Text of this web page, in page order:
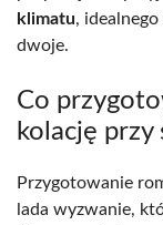
klimatu,
dwoje.
Co
kolację przy
Przygotowanie
lada wyzwanie,